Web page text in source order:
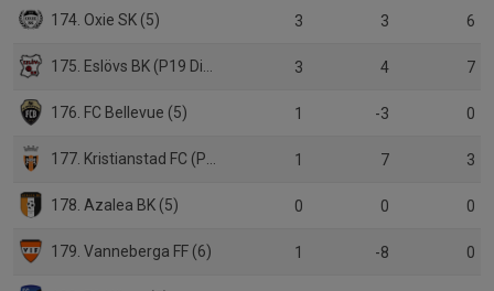
174. Oxie SK (5) 3 3 6
175. Eslövs BK (P19 Div.1) 3 4 7
176. FC Bellevue (5) 1 -3 0
177. Kristianstad FC (P19 Div.1) 1 7 3
178. Azalea BK (5) 0 0 0
179. Vanneberga FF (6) 1 -8 0